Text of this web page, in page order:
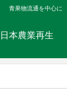
青果物流通を中心に
日本農業再生